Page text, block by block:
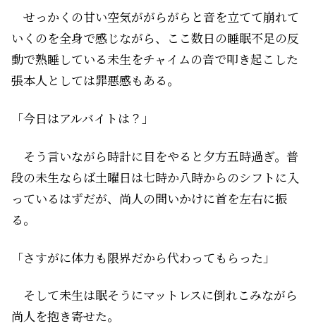
せっかくの甘い空気ががらがらと音を立てて崩れて
いくのを全身で感じながら、ここ数日の睡眠不足の反
動で熟睡している未生をチャイムの音で叩き起こした
張本人としては罪悪感もある。
「今日はアルバイトは？」
そう言いながら時計に目をやると夕方五時過ぎ。普
段の未生ならば土曜日は七時か八時からのシフトに入
っているはずだが、尚人の問いかけに首を左右に振
る。
「さすがに体力も限界だから代わってもらった」
そして未生は眠そうにマットレスに倒れこみながら
尚人を抱き寄せた。